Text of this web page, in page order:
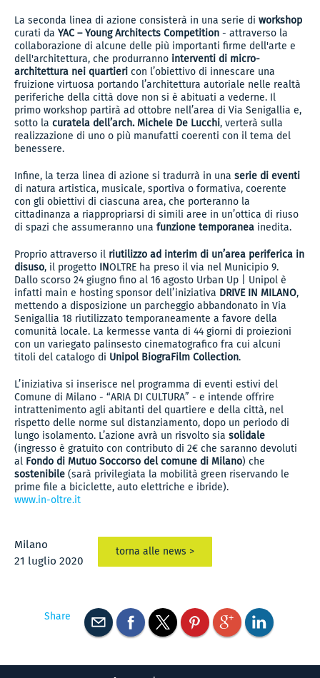
La seconda linea di azione consisterà in una serie di workshop
curati da YAC – Young Architects Competition - attraverso la
collaborazione di alcune delle più importanti firme dell'arte e
dell'architettura, che produrranno interventi di micro-
architettura nei quartieri con l’obiettivo di innescare una
fruizione virtuosa portando l’architettura autoriale nelle realtà
periferiche della città dove non si è abituati a vederne. Il
primo workshop partirà ad ottobre nell’area di Via Senigallia e,
sotto la curatela dell’arch. Michele De Lucchi, verterà sulla
realizzazione di uno o più manufatti coerenti con il tema del
benessere.
Infine, la terza linea di azione si tradurrà in una serie di eventi
di natura artistica, musicale, sportiva o formativa, coerente
con gli obiettivi di ciascuna area, che porteranno la
cittadinanza a riappropriarsi di simili aree in un’ottica di riuso
di spazi che assumeranno una funzione temporanea inedita.
Proprio attraverso il riutilizzo ad interim di un’area periferica in
disuso, il progetto INOLTRE ha preso il via nel Municipio 9.
Dallo scorso 24 giugno fino al 16 agosto Urban Up | Unipol è
infatti main e hosting sponsor dell’iniziativa DRIVE IN MILANO,
mettendo a disposizione un parcheggio abbandonato in Via
Senigallia 18 riutilizzato temporaneamente a favore della
comunità locale. La kermesse vanta di 44 giorni di proiezioni
con un variegato palinsesto cinematografico fra cui alcuni
titoli del catalogo di Unipol BiograFilm Collection.
L’iniziativa si inserisce nel programma di eventi estivi del
Comune di Milano - “ARIA DI CULTURA” - e intende offrire
intrattenimento agli abitanti del quartiere e della città, nel
rispetto delle norme sul distanziamento, dopo un periodo di
lungo isolamento. L’azione avrà un risvolto sia solidale
(ingresso è gratuito con contributo di 2€ che saranno devoluti
al Fondo di Mutuo Soccorso del comune di Milano) che
sostenibile (sarà privilegiata la mobilità green riservando le
prime file a biciclette, auto elettriche e ibride).
www.in-oltre.it
Milano
21 luglio 2020
torna alle news >
Share